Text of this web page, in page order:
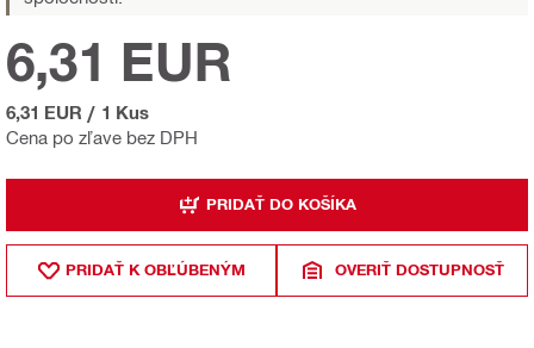
Cena po zľave bez DPH
6,31 EUR
6,31 EUR / 1 Kus
PRIDAŤ DO KOŠÍKA
PRIDAŤ K OBĽÚBENÝM OVERIŤ DOSTUPNOSŤ